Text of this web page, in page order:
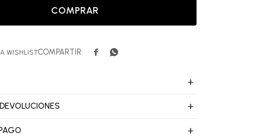
COMPRAR
 